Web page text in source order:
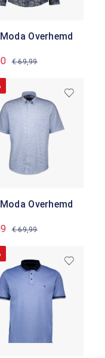
Overhemd
€ 69,99
Overhemd
€ 69,99